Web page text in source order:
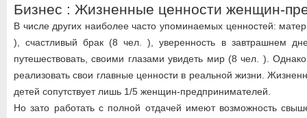
Бизнес : Жизненные ценности женщин-
В числе других наиболее часто упоминаемых ценностей:
), счастливый брак (8 чел. ), уверенность в завтрашнем
путешествовать, своими глазами увидеть мир (8 чел. ).
реализовать свои главные ценности в реальной жизни.
детей сопутствует лишь 1/5 женщин-предпринимателей.
Но зато работать с полной отдачей имеют возможность